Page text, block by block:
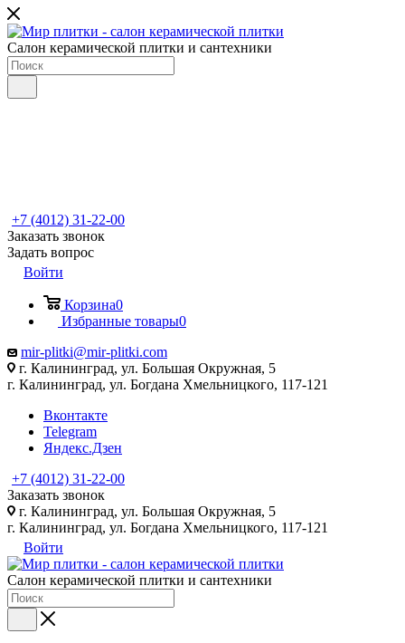
Салон керамической плитки и сантехники
+7 (4012) 31-22-00
Заказать звонок
Задать вопрос
Войти
Корзина0
Избранные товары0
mir-plitki@mir-plitki.com
г. Калининград, ул. Большая Окружная, 5
г. Калининград, ул. Богдана Хмельницкого, 117-121
Вконтакте
Telegram
Яндекс.Дзен
+7 (4012) 31-22-00
Заказать звонок
г. Калининград, ул. Большая Окружная, 5
г. Калининград, ул. Богдана Хмельницкого, 117-121
Войти
Салон керамической плитки и сантехники